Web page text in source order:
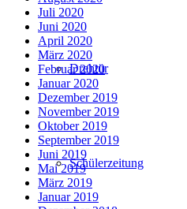
Drehtür
Schülerzeitung
Juli 2020
Juni 2020
April 2020
März 2020
Februar 2020
Januar 2020
Dezember 2019
November 2019
Oktober 2019
September 2019
Juni 2019
Mai 2019
März 2019
Januar 2019